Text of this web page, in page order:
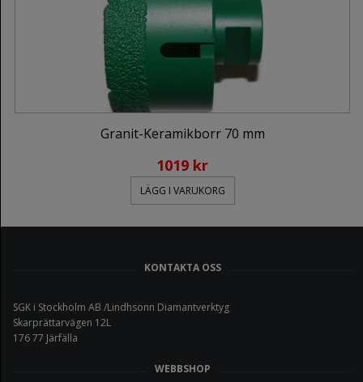
Granit-Keramikborr 70 mm
1019 kr
LÄGG I VARUKORG
KONTAKTA OSS
SGK i Stockholm AB /Lindhsonn Diamantverktyg
Skarprättarvägen 12L
176 77 Järfälla
WEBBSHOP